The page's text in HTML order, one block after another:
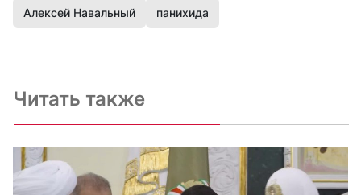
Алексей Навальный панихида
Читать также